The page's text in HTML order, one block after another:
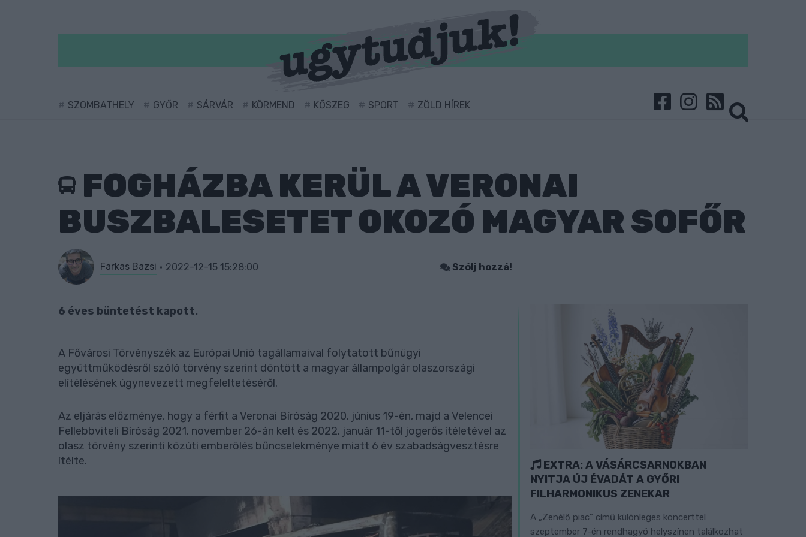
SZOMBATHELY GYŐR SÁRVÁR KÖRMEND KŐSZEG SPORT ZÖLD HÍREK
FOGHÁZBA KERÜL A VERONAI
BUSZBALESETET OKOZÓ MAGYAR SOFŐR
Farkas Bazsi 2022-12-15 15:28:00 Szólj hozzá!
6 éves büntetést kapott.
A Fővárosi Törvényszék az Európai Unió tagállamaival folytatott bűnügyi
együttműködésről szóló törvény szerint döntött a magyar állampolgár olaszországi
elítélésének úgynevezett megfeleltetéséről.
Az eljárás előzménye, hogy a férfit a Veronai Bíróság 2020. június 19-én, majd a Velencei
Fellebbviteli Bíróság 2021. november 26-án kelt és 2022. január 11-től jogerős ítéletével az
olasz törvény szerinti közúti emberölés bűncselekménye miatt 6 év szabadságvesztésre
ítélte.
EXTRA: A VÁSÁRCSARNOKBAN
NYITJA ÚJ ÉVADÁT A GYŐRI
FILHARMONIKUS ZENEKAR
A „Zenélő piac” című különleges koncerttel
szeptember 7-én rendhagyó helyszínen találkozhat